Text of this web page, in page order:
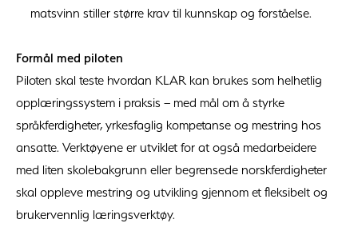
matsvinn stiller større krav til kunnskap og forståelse.
Formål med piloten
Piloten skal teste hvordan KLAR kan brukes som helhetlig
opplæringssystem i praksis – med mål om å styrke
språkferdigheter, yrkesfaglig kompetanse og mestring hos
ansatte. Verktøyene er utviklet for at også medarbeidere
med liten skolebakgrunn eller begrensede norskferdigheter
skal oppleve mestring og utvikling gjennom et fleksibelt og
brukervennlig læringsverktøy.